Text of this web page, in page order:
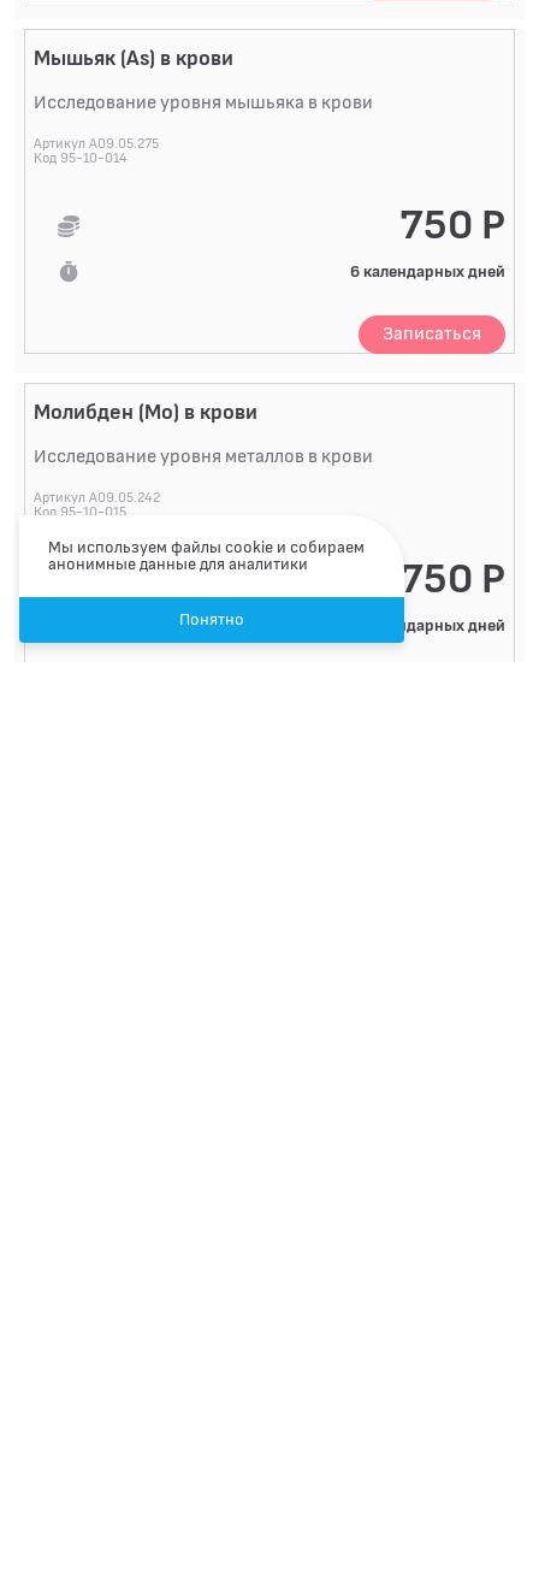
Мышьяк (As) в крови
Исследование уровня мышьяка в крови
Артикул A09.05.275
Код 95-10-014
750 Р
6 календарных дней
Записаться
Молибден (Mo) в крови
Исследование уровня металлов в крови
Артикул A09.05.242
Код 95-10-015
750 Р
6 календарных дней
Мы используем файлы cookie и собираем
анонимные данные для аналитики
Понятно